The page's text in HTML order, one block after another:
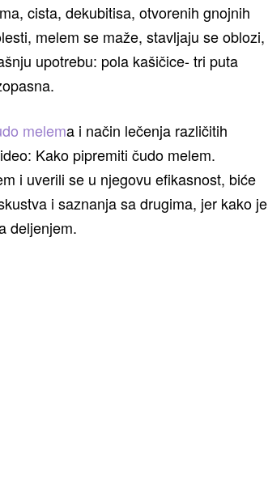
cista, dekubitisa, otvorenih gnojnih
melem se maže, stavljaju se oblozi,
upotrebu: pola kašičice- tri puta
melema i način lečenja različitih
Kako pipremiti čudo melem.
i uverili se u njegovu efikasnost, biće
i saznanja sa drugima, jer kako je
deljenjem.